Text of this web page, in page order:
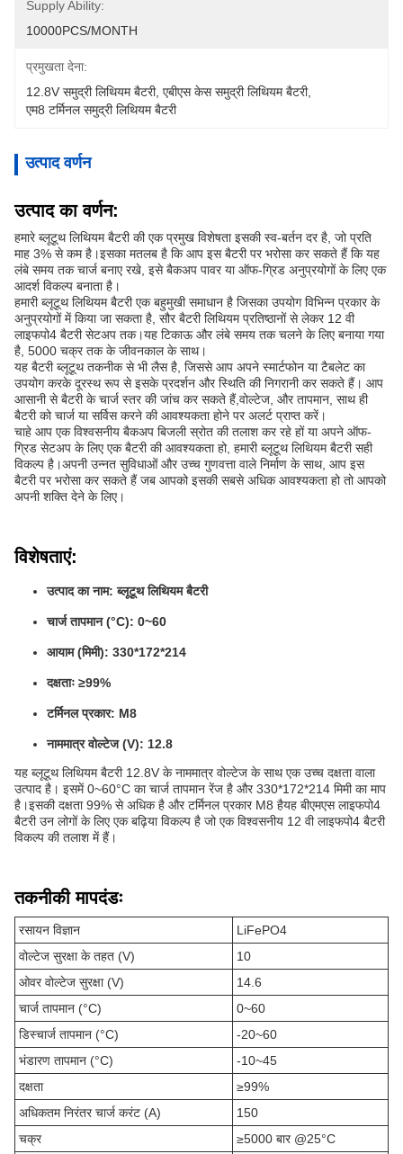
Supply Ability:
10000PCS/MONTH
प्रमुखता देना:
12.8V समुद्री लिथियम बैटरी, एबीएस केस समुद्री लिथियम बैटरी,
एम8 टर्मिनल समुद्री लिथियम बैटरी
उत्पाद वर्णन
उत्पाद का वर्णन:
हमारे ब्लूटूथ लिथियम बैटरी की एक प्रमुख विशेषता इसकी स्व-बर्तन दर है, जो प्रति
माह 3% से कम है।इसका मतलब है कि आप इस बैटरी पर भरोसा कर सकते हैं कि यह
लंबे समय तक चार्ज बनाए रखे, इसे बैकअप पावर या ऑफ-ग्रिड अनुप्रयोगों के लिए एक
आदर्श विकल्प बनाता है।
हमारी ब्लूटूथ लिथियम बैटरी एक बहुमुखी समाधान है जिसका उपयोग विभिन्न प्रकार के
अनुप्रयोगों में किया जा सकता है, सौर बैटरी लिथियम प्रतिष्ठानों से लेकर 12 वी
लाइफपो4 बैटरी सेटअप तक।यह टिकाऊ और लंबे समय तक चलने के लिए बनाया गया
है, 5000 चक्र तक के जीवनकाल के साथ।
यह बैटरी ब्लूटूथ तकनीक से भी लैस है, जिससे आप अपने स्मार्टफोन या टैबलेट का
उपयोग करके दूरस्थ रूप से इसके प्रदर्शन और स्थिति की निगरानी कर सकते हैं। आप
आसानी से बैटरी के चार्ज स्तर की जांच कर सकते हैं,वोल्टेज, और तापमान, साथ ही
बैटरी को चार्ज या सर्विस करने की आवश्यकता होने पर अलर्ट प्राप्त करें।
चाहे आप एक विश्वसनीय बैकअप बिजली स्रोत की तलाश कर रहे हों या अपने ऑफ-
ग्रिड सेटअप के लिए एक बैटरी की आवश्यकता हो, हमारी ब्लूटूथ लिथियम बैटरी सही
विकल्प है।अपनी उन्नत सुविधाओं और उच्च गुणवत्ता वाले निर्माण के साथ, आप इस
बैटरी पर भरोसा कर सकते हैं जब आपको इसकी सबसे अधिक आवश्यकता हो तो आपको
अपनी शक्ति देने के लिए।
विशेषताएं:
उत्पाद का नाम: ब्लूटूथ लिथियम बैटरी
चार्ज तापमान (°C): 0~60
आयाम (मिमी): 330*172*214
दक्षताः ≥99%
टर्मिनल प्रकार: M8
नाममात्र वोल्टेज (V): 12.8
यह ब्लूटूथ लिथियम बैटरी 12.8V के नाममात्र वोल्टेज के साथ एक उच्च दक्षता वाला
उत्पाद है। इसमें 0~60°C का चार्ज तापमान रेंज है और 330*172*214 मिमी का माप
है।इसकी दक्षता 99% से अधिक है और टर्मिनल प्रकार M8 हैयह बीएमएस लाइफपो4
बैटरी उन लोगों के लिए एक बढ़िया विकल्प है जो एक विश्वसनीय 12 वी लाइफपो4 बैटरी
विकल्प की तलाश में हैं।
तकनीकी मापदंडः
रसायन विज्ञान
LiFePO4
वोल्टेज सुरक्षा के तहत (V)
10
ओवर वोल्टेज सुरक्षा (V)
14.6
चार्ज तापमान (°C)
0~60
डिस्चार्ज तापमान (°C)
-20~60
भंडारण तापमान (°C)
-10~45
दक्षता
≥99%
अधिकतम निरंतर चार्ज करंट (A)
150
चक्र
≥5000 बार @25°C